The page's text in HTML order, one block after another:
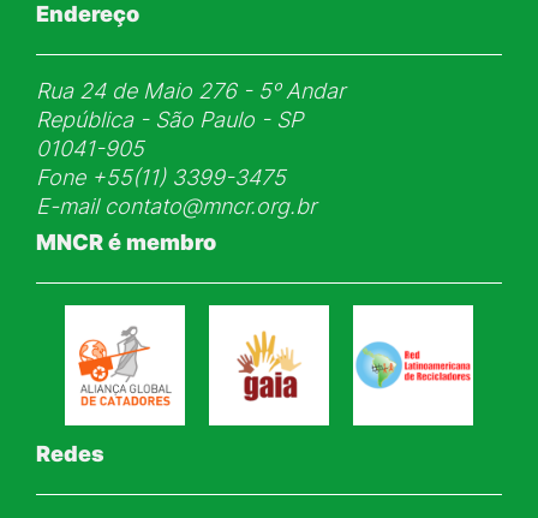
Endereço
Rua 24 de Maio 276 - 5ᵒ Andar
República - São Paulo - SP
01041-905
Fone+55(11) 3399-3475
E-mail contato@mncr.org.br
MNCR é membro
Redes